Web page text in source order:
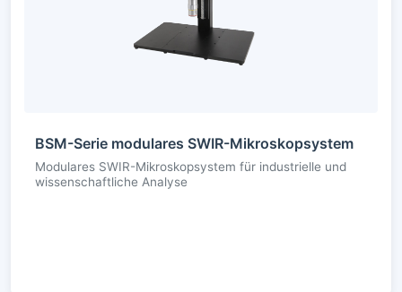
BSM-Serie modulares SWIR-Mikroskopsystem
Modulares SWIR-Mikroskopsystem für industrielle und
wissenschaftliche Analyse